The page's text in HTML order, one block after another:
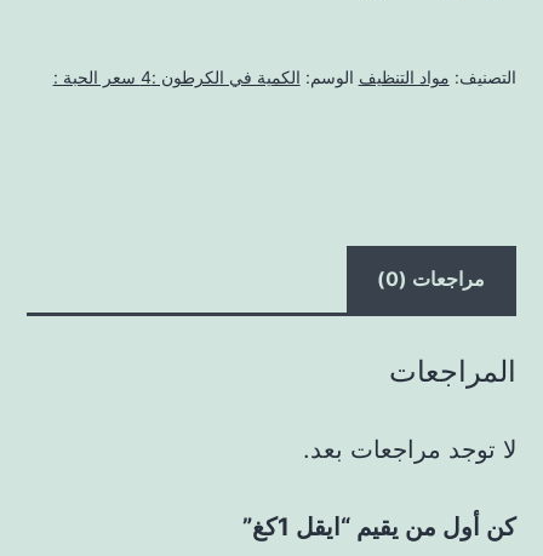
التصنيف: مواد التنظيف الوسم: الكمية في الكرطون :4 سعر الحبة :
مراجعات (0)
المراجعات
لا توجد مراجعات بعد.
كن أول من يقيم “ايقل 1كغ”